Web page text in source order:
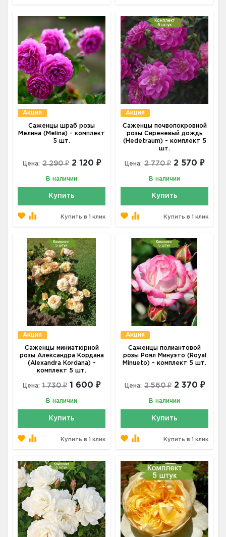
Акция
Саженцы шраб розы
Мелина (Melina) - комплект
5 шт.
Цена: 2 290 ₽ 2 120 ₽
В наличии
Купить
Купить в 1 клик
Акция
Саженцы почвопокровной
розы Сиреневый дождь
(Hedetraum) - комплект 5
шт.
Цена: 2 770 ₽ 2 570 ₽
В наличии
Купить
Купить в 1 клик
Акция
Саженцы миниатюрной
розы Александра Кордана
(Alexandra Kordana) -
комплект 5 шт.
Цена: 1 730 ₽ 1 600 ₽
В наличии
Купить
Купить в 1 клик
Акция
Саженцы полиантовой
розы Роял Минуэто (Royal
Minueto) - комплект 5 шт.
Цена: 2 560 ₽ 2 370 ₽
В наличии
Купить
Купить в 1 клик